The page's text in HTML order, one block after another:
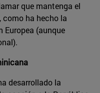
que mantenga el
ha hecho la
Europea (aunque
desarrollado la